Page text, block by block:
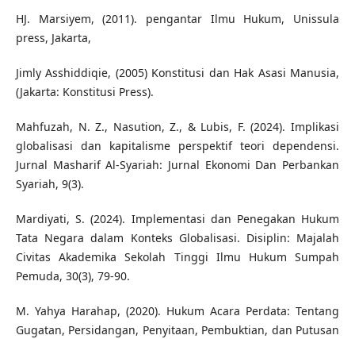
HJ. Marsiyem, (2011). pengantar Ilmu Hukum, Unissula
press, Jakarta,
Jimly Asshiddiqie, (2005) Konstitusi dan Hak Asasi Manusia,
(Jakarta: Konstitusi Press).
Mahfuzah, N. Z., Nasution, Z., & Lubis, F. (2024). Implikasi
globalisasi dan kapitalisme perspektif teori dependensi.
Jurnal Masharif Al-Syariah: Jurnal Ekonomi Dan Perbankan
Syariah, 9(3).
Mardiyati, S. (2024). Implementasi dan Penegakan Hukum
Tata Negara dalam Konteks Globalisasi. Disiplin: Majalah
Civitas Akademika Sekolah Tinggi Ilmu Hukum Sumpah
Pemuda, 30(3), 79-90.
M. Yahya Harahap, (2020). Hukum Acara Perdata: Tentang
Gugatan, Persidangan, Penyitaan, Pembuktian, dan Putusan